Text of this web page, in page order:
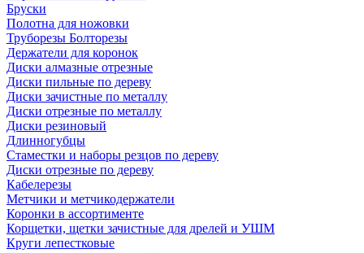
Бруски
Полотна для ножовки
Труборезы Болторезы
Держатели для коронок
Диски алмазные отрезные
Диски пильные по дереву
Диски зачистные по металлу
Диски отрезные по металлу
Диски резиновый
Длинногубцы
Стаместки и наборы резцов по дереву
Диски отрезные по дереву
Кабелерезы
Метчики и метчикодержатели
Коронки в ассортименте
Корщетки, щетки зачистные для дрелей и УШМ
Круги лепестковые